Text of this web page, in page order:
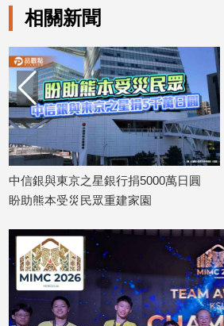
內
設
旅
遊/
美
食
星
座/
命
理
費
健
康/
親
子/
感
相關新聞
信銀與東京之星銀行捐5000萬日圓
助熊本受災民眾重建家園